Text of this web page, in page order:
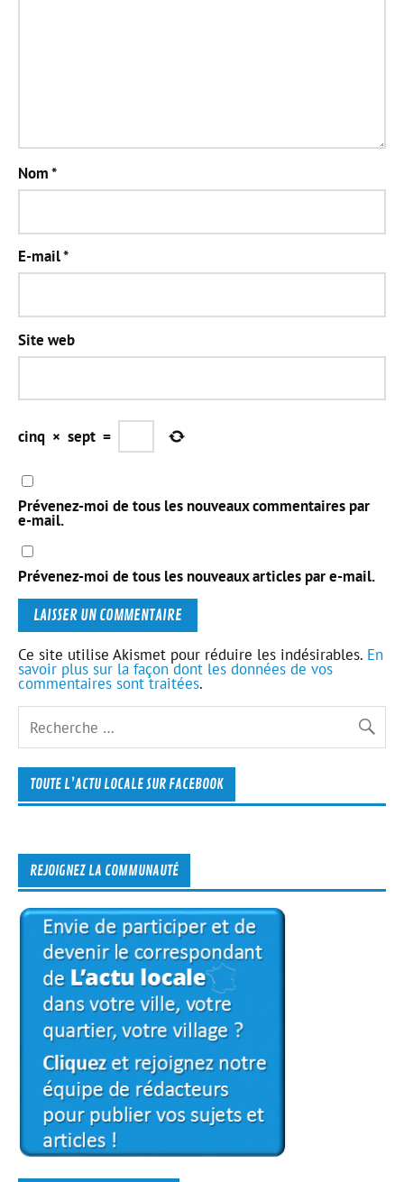
Nom*
E-mail*
Site web
cinq × sept =
Prévenez-moi de tous les nouveaux commentaires par
e-mail.
Prévenez-moi de tous les nouveaux articles par e-mail.
Ce site utilise Akismet pour réduire les indésirables. En
savoir plus sur la façon dont les données de vos
commentaires sont traitées.
TOUTE L’ACTU LOCALE SUR FACEBOOK
REJOIGNEZ LA COMMUNAUTÉ